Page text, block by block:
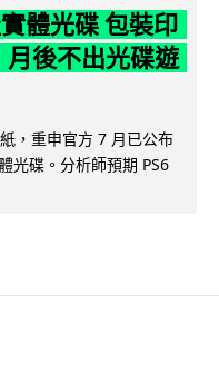
體光碟 包裝印
後不出光碟遊
，重申官方 7 月已公布
光碟。分析師預期 PS6